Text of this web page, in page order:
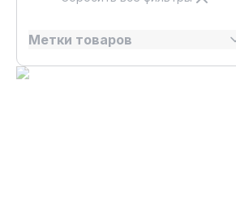
Метки товаров